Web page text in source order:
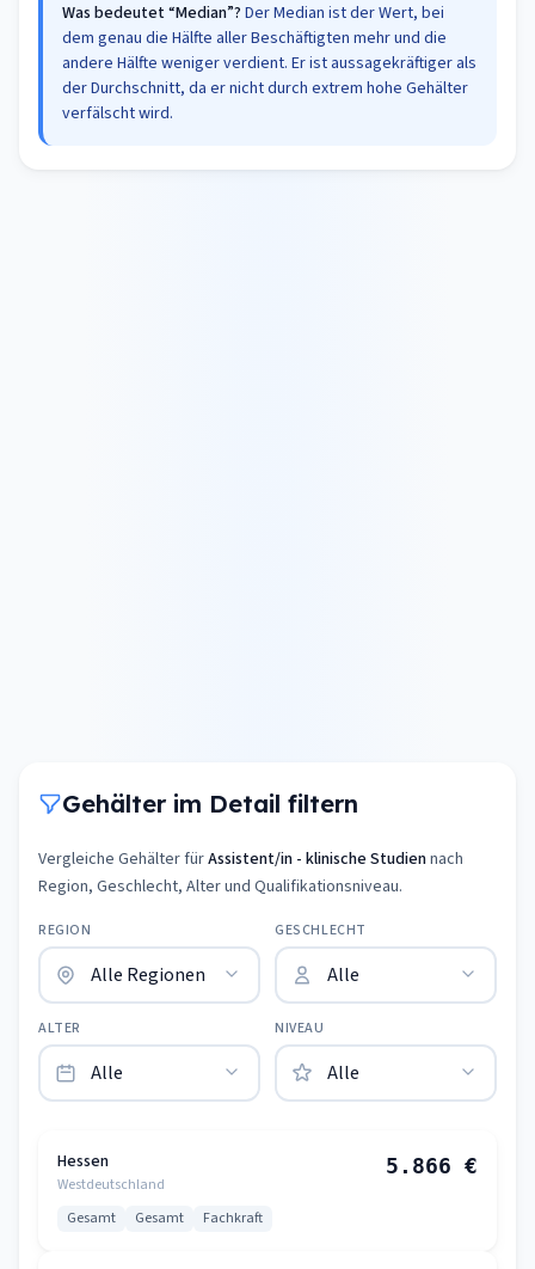
Was bedeutet “Median”? Der Median ist der Wert, bei
dem genau die Hälfte aller Beschäftigten mehr und die
andere Hälfte weniger verdient. Er ist aussagekräftiger als
der Durchschnitt, da er nicht durch extrem hohe Gehälter
verfälscht wird.
Gehälter im Detail filtern
Vergleiche Gehälter fürAssistent/in - klinische Studiennach
Region, Geschlecht, Alter und Qualifikationsniveau.
REGION GESCHLECHT
ALTER NIVEAU
Hessen
Westdeutschland
5.866 €
Gesamt Gesamt Fachkraft